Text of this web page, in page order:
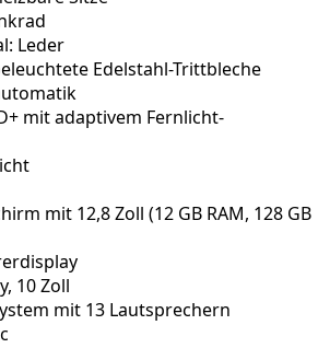
Leder
Edelstahl-Trittbleche
mit adaptivem Fernlicht-
mit 12,8 Zoll (12 GB RAM, 128 GB
10 Zoll
mit 13 Lautsprechern